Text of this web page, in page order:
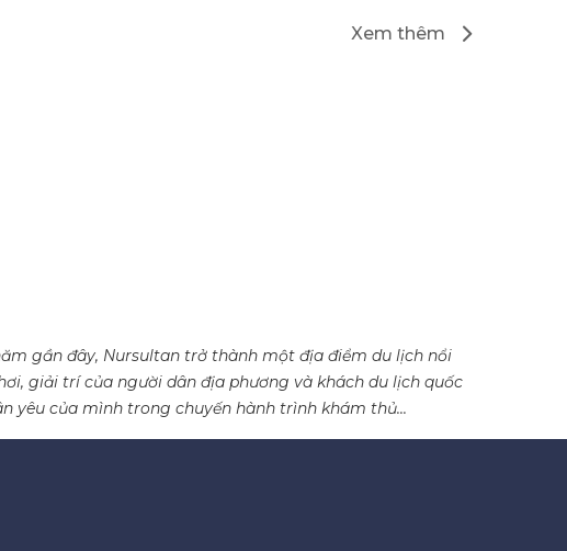
Xem thêm
gần đây, Nursultan trở thành một địa điểm du lịch nổi
giải trí của người dân địa phương và khách du lịch quốc
yêu của mình trong chuyến hành trình khám thủ...